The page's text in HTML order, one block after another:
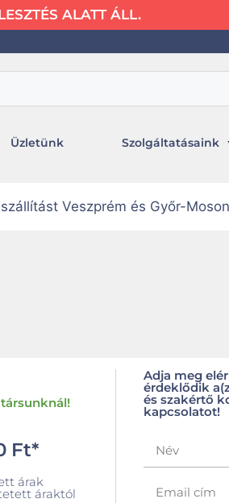
ALATT ÁLL.
Üzletünk Szolgáltatásaink
Veszprém és Győr-
Ft*
árak
áraktól
Adja meg
érdeklődik
és szakértő
kapcsolatot!